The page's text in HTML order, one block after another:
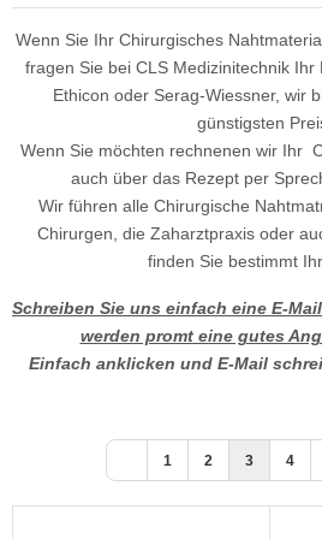
Wenn Sie Ihr Chirurgisches
fragen Sie bei CLS Medizinitechnik
Ethicon oder Serag-Wiessner, wir
günstigsten
Wenn Sie möchten rechnenen wir Ihr
auch über das Rezept per
Wir führen alle Chirurgische
Chirurgen, die Zaharztpraxis oder
finden Sie bestimmt
Schreiben Sie uns einfach eine E-
werden promt eine gutes
Einfach anklicken und E-Mail
1 2 3 4